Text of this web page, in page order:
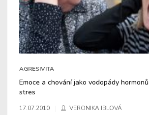
AGRESIVITA
Emoce a chování jako vodopády
stres
17.07.2010 VERONIKA IBLOVÁ